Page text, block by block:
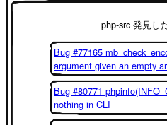
php-src 発見し
Bug #77165
argument given an empty
Bug #80771
nothing in CLI